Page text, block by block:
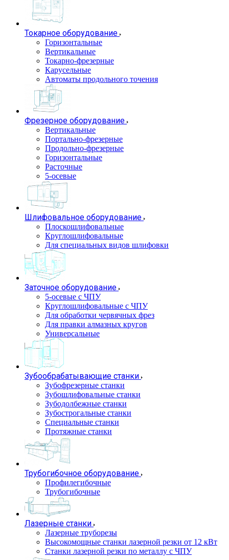
Токарное оборудование
Горизонтальные
Вертикальные
Токарно-фрезерные
Карусельные
Автоматы продольного точения
Фрезерное оборудование
Вертикальные
Портально-фрезерные
Продольно-фрезерные
Горизонтальные
Расточные
5-осевые
Шлифовальное оборудование
Плоскошлифовальные
Круглошлифовальные
Для специальных видов шлифовки
Заточное оборудование
5-осевые с ЧПУ
Круглошлифовальные с ЧПУ
Для обработки червячных фрез
Для правки алмазных кругов
Универсальные
Зубообрабатывающие станки
Зубофрезерные станки
Зубошлифовальные станки
Зубодолбежные станки
Зубострогальные станки
Специальные станки
Протяжные станки
Трубогибочное оборудование
Профилегибочные
Трубогибочные
Лазерные станки
Лазерные труборезы
Высокомощные станки лазерной резки от 12 кВт
Станки лазерной резки по металлу с ЧПУ